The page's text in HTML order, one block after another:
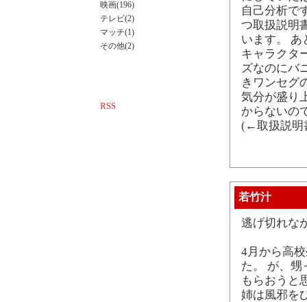
映画(196)
テレビ(2)
マッチ(1)
その他(2)
RSS
自己分析で
つ取扱説明
います。 あ
キャラクタ
ズなのにバ
きワンセグ
気分が盛り
からないの
(←取扱説明
若竹汁
逃げ切れな
4月から高
た。 が、甥
もらおうと
姉は風邪を